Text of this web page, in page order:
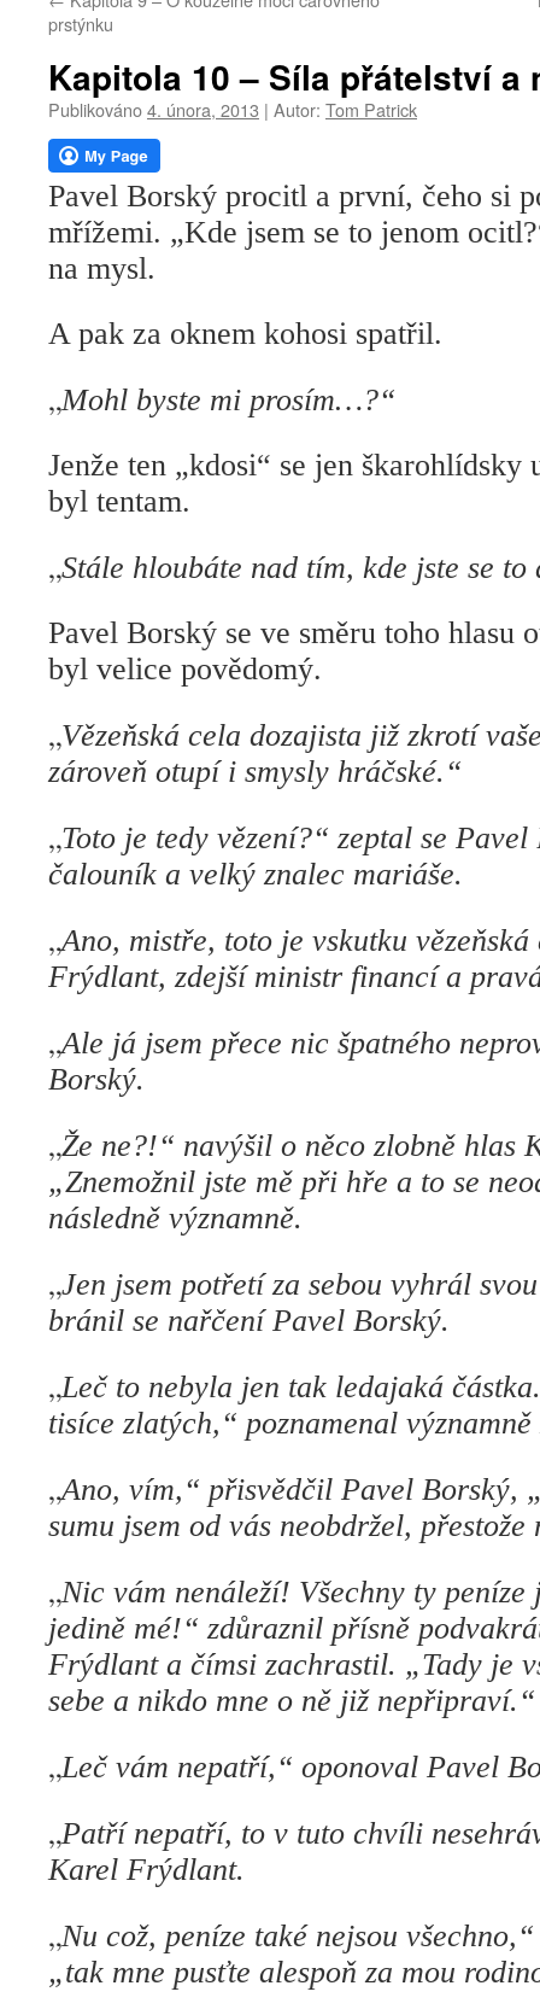
webu
prstýnku
Kapitola 10 – Síla přátelství a
Publikováno4. února, 2013 | Autor: Tom Patrick
Pavel Borský procitl a první, čeho si
mřížemi. „Kde jsem se to jenom
na mysl.
A pak za oknem kohosi spatřil.
„Mohl byste mi prosím…?“
Jenže ten „kdosi“ se jen škarohlídsky
byl tentam.
„Stále hloubáte nad tím, kde jste se
Pavel Borský se ve směru toho hlasu
byl velice povědomý.
„Vězeňská cela dozajista již zkrotí
zároveň otupí i smysly hráčské.“
„Toto je tedy vězení?“ zeptal se
čalouník a velký znalec mariáše.
„Ano, mistře, toto je vskutku
Frýdlant, zdejší ministr financí a
„Ale já jsem přece nic špatného
Borský.
„Že ne?!“ navýšil o něco zlobně hlas
„Znemožnil jste mě při hře a to se
následně významně.
„Jen jsem potřetí za sebou vyhrál
bránil se nařčení Pavel Borský.
„Leč to nebyla jen tak ledajaká
tisíce zlatých,“ poznamenal
„Ano, vím,“ přisvědčil Pavel Borský,
sumu jsem od vás neobdržel,
„Nic vám nenáleží! Všechny ty peníze
jedině mé!“ zdůraznil přísně
Frýdlant a čímsi zachrastil. „Tady je
sebe a nikdo mne o ně již nepřipraví.“
„Leč vám nepatří,“ oponoval Pavel
„Patří nepatří, to v tuto chvíli
Karel Frýdlant.
„Nu což, peníze také nejsou
„tak mne pusťte alespoň za mou